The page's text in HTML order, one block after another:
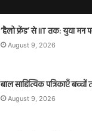
‘हैलो फ्रेंड’ से IIT तक: युवा मन
August 9, 2026
बाल साहित्यिक पत्रिकाएँ
August 9, 2026